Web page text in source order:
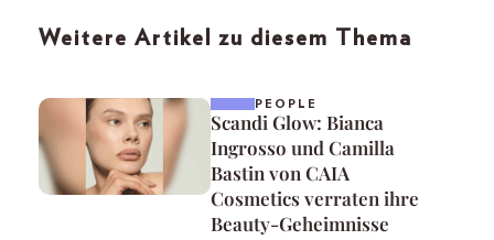
Weitere Artikel zu diesem Thema
PEOPLE
Scandi Glow: Bianca
Ingrosso und Camilla
Bastin von CAIA
Cosmetics verraten ihre
Beauty-Geheimnisse